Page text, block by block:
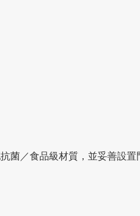
菌／食品級材質，並妥善設置